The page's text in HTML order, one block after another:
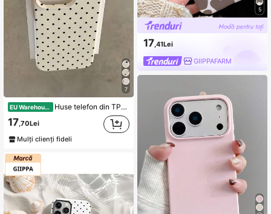
7
EU Warehouse Huse telefon din TPU cu buline, alb-negru, mate, rezistente la șocuri, cu textură litchi, compatibile cu 12 13 14 15 16 17 Pro Max, A55/54/53/52/51, seria S25/24/23/22/21, cadou de primăvară pentru petrecere, zi de naștere, aniversare, mamă, estetic
17,70Lei
Mulți clienți fideli
5
17 ,41Lei
GIIPPAFARM